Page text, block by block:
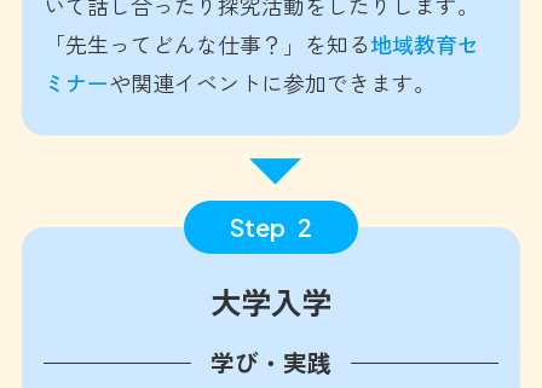
「先生ってどんな仕事？」を知る地域教育セ
ミナーや関連イベントに参加できます。
Step 2
大学入学
学び・実践